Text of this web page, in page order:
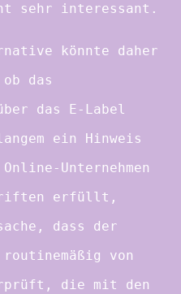
sehr interessant.
könnte daher
das
das E-Label
ein Hinweis
Unternehmen
erfüllt,
dass der
von
die mit den